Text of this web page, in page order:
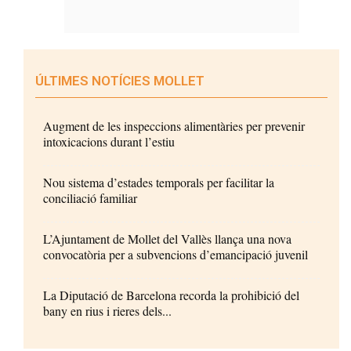
ÚLTIMES NOTÍCIES MOLLET
Augment de les inspeccions alimentàries per prevenir
intoxicacions durant l’estiu
Nou sistema d’estades temporals per facilitar la
conciliació familiar
L’Ajuntament de Mollet del Vallès llança una nova
convocatòria per a subvencions d’emancipació juvenil
La Diputació de Barcelona recorda la prohibició del
bany en rius i rieres dels...